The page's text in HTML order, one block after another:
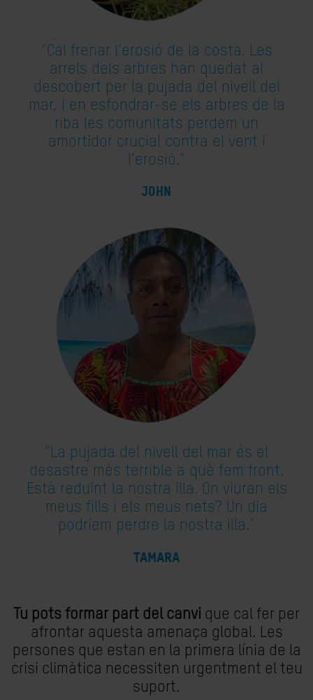
"Cal frenar l’erosió de la costa. Les
arrels dels arbres han quedat al
descobert per la pujada del nivell del
mar, i en esfondrar-se els arbres de la
riba les comunitats perdem un
amortidor crucial contra el vent i
l’erosió."
JOHN
"La pujada del nivell del mar és el
desastre més terrible a què fem front.
Està reduint la nostra illa. On viuran els
meus fills i els meus nets? Un dia
podríem perdre la nostra illa."
TAMARA
Tu pots formar part del canvi que cal fer per
afrontar aquesta amenaça global. Les
persones que estan en la primera línia de la
crisi climàtica necessiten urgentment el teu
suport.